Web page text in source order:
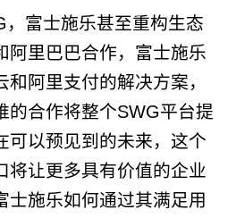
，富士施乐甚至重构生态
阿里巴巴合作，富士施乐
阿里支付的解决方案，
的合作将整个SWG平台提
可以预见到的未来，这个
将让更多具有价值的企业
士施乐如何通过其满足用